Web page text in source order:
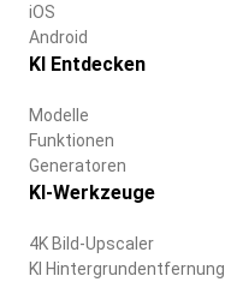
iOS
Android
KI Entdecken
Modelle
Funktionen
Generatoren
KI-Werkzeuge
4K Bild-Upscaler
KI Hintergrundentfernung